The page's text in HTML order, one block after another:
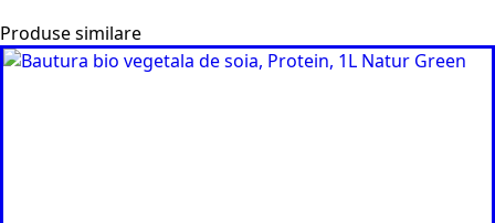
Produse similare